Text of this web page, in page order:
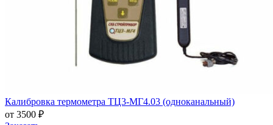
Калибровка термометра ТЦ3-МГ4.03 (одноканальный)
от 3500 ₽